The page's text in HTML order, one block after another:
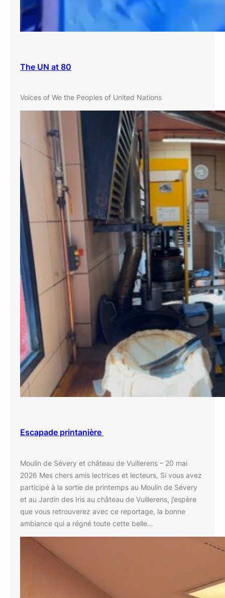
The UN at 80
Voices of We the Peoples of United Nations
Escapade printanière
Moulin de Sévery et château de Vuillerens – 20 mai
2026 Mes chers amis lectrices et lecteurs, Si vous avez
participé à la sortie de printemps au Moulin de Sévery
et au Jardin des Iris au château de Vuillerens, j’espère
que vous retrouverez avec ce reportage, la bonne
ambiance qui a régné toute cette belle…